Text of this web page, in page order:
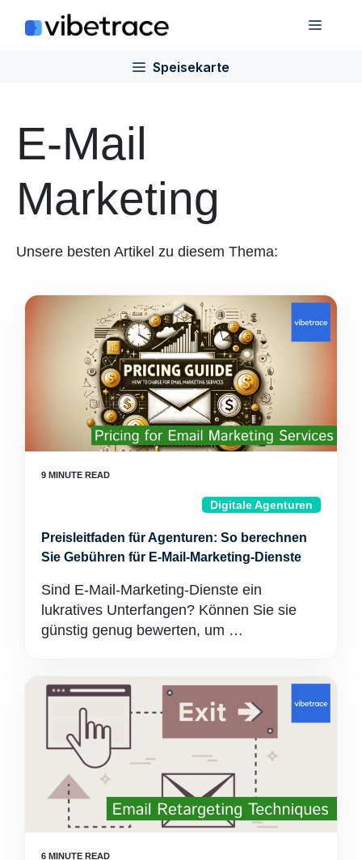
Inhalt
Speisekarte
E-Mail
Marketing
Unsere besten Artikel zu diesem Thema:
Digitale Agenturen
Preisleitfaden für Agenturen: So berechnen
Sie Gebühren für E-Mail-Marketing-Dienste
Sind E-Mail-Marketing-Dienste ein
lukratives Unterfangen? Können Sie sie
günstig genug bewerten, um …